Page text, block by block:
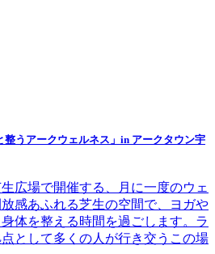
整うアークウェルネス」in アークタウン宇
広場で開催する、月に一度のウェ
感あふれる芝生の空間で、ヨガや
体を整える時間を過ごします。ラ
として多くの人が行き交うこの場